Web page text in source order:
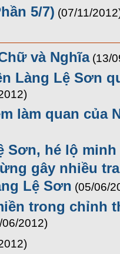
5/7) (07/11/
và Nghĩa (13/
Làng Lệ Sơn
làm quan của
Sơn, hé lộ
gây nhiều
Lệ Sơn (05/06/
trong chỉnh
06/2012)